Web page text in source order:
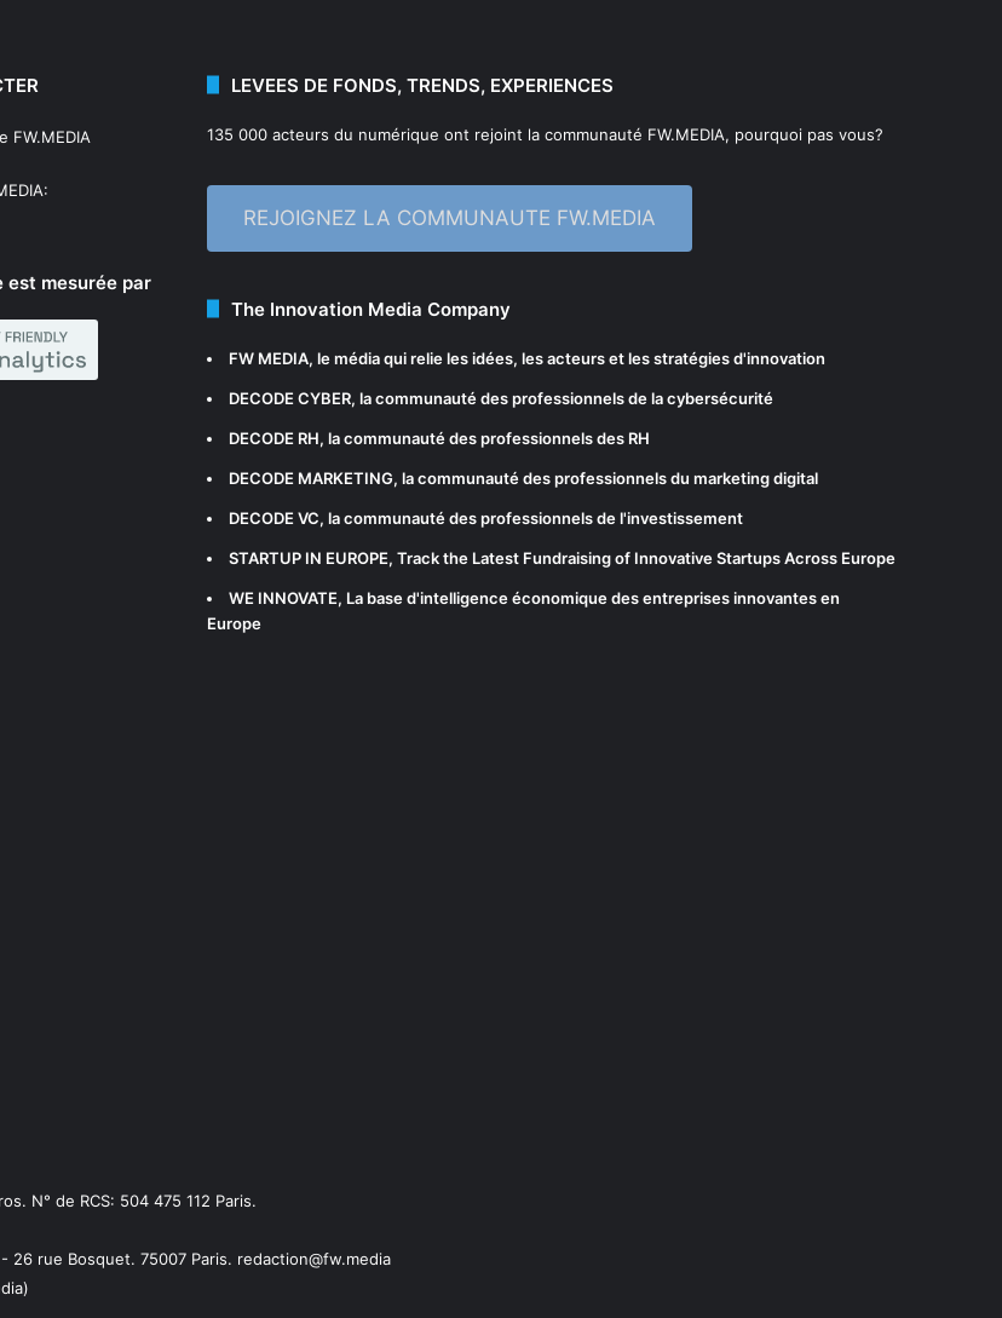
FW.MEDIA
est mesurée par
LEVEES DE FONDS, TRENDS, EXPERIENCES
135 000 acteurs du numérique ont rejoint la communauté FW.MEDIA, pourquoi pas vous?
REJOIGNEZ LA COMMUNAUTE FW.MEDIA
The Innovation Media Company
FW MEDIA, le média qui relie les idées, les acteurs et les stratégies d'innovation
DECODE CYBER, la communauté des professionnels de la cybersécurité
DECODE RH, la communauté des professionnels des RH
DECODE MARKETING, la communauté des professionnels du marketing digital
DECODE VC, la communauté des professionnels de l'investissement
STARTUP IN EUROPE, Track the Latest Fundraising of Innovative Startups Across Europe
WE INNOVATE, La base d'intelligence économique des entreprises innovantes en
Europe
N° de RCS: 504 475 112 Paris.
26 rue Bosquet. 75007 Paris. redaction@fw.media